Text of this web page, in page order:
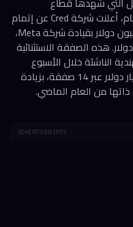
التكنولوجيا المالية الهندي هذا العام، أعلنت شركة Cred عن إتمام
جولة تمويل ضخمة بقيمة 900 مليون دولار بقيادة شركة Meta،
الشركة إلى 4.5 مليار دولار. هذه الصفقة الاستثنائية
الناشئة خلال الأسبوع
المنتهي في 26 يونيو إلى 1.09 مليار دولار عبر 14 صفقة، بزيادة
ADVERTISEMENTS